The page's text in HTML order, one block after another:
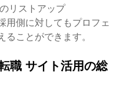
リストアップ
用側に対してもプロフェ
ることができます。
職 サイト活用の総